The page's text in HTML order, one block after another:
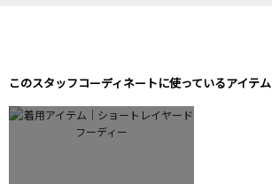
このスタッフコーディネートに使っているアイテム